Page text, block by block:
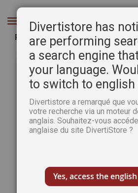
Chercher
Pack de 4 livres de Coloriages
Passer
galerie
d’images
Divertistore has
are performing
a search engine
your language.
to switch to english
Divertistore a remarqué que
votre recherche via un moteur
anglais. Souhaitez-vous
anglaise du site DivertiStore ?
Yes, access the